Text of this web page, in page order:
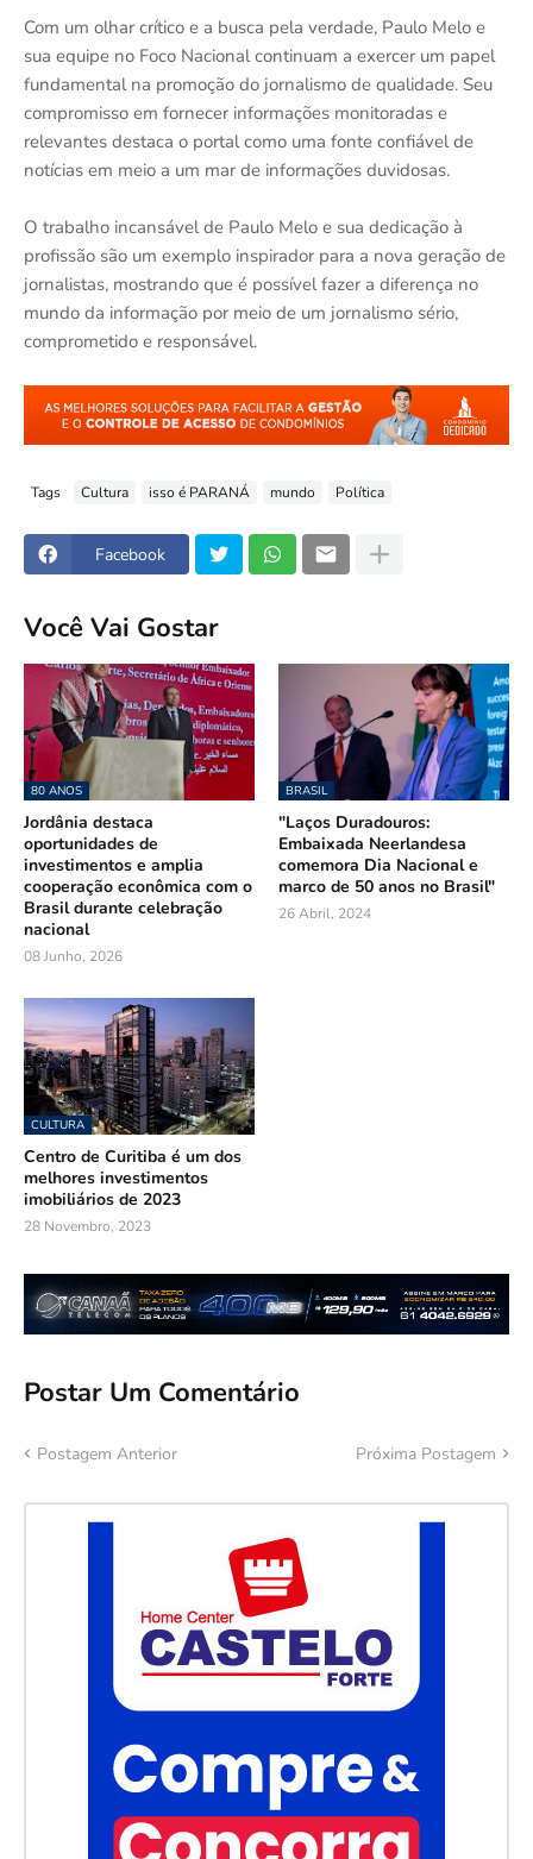
Com um olhar crítico e a busca pela verdade, Paulo Melo e
sua equipe no Foco Nacional continuam a exercer um papel
fundamental na promoção do jornalismo de qualidade. Seu
compromisso em fornecer informações monitoradas e
relevantes destaca o portal como uma fonte confiável de
notícias em meio a um mar de informações duvidosas.
O trabalho incansável de Paulo Melo e sua dedicação à
profissão são um exemplo inspirador para a nova geração de
jornalistas, mostrando que é possível fazer a diferença no
mundo da informação por meio de um jornalismo sério,
comprometido e responsável.
Tags Cultura isso é PARANÁ mundo Política
Facebook
Você Vai Gostar
80 ANOS
Jordânia destaca
oportunidades de
investimentos e amplia
cooperação econômica com o
Brasil durante celebração
nacional
08 Junho, 2026
BRASIL
"Laços Duradouros:
Embaixada Neerlandesa
comemora Dia Nacional e
marco de 50 anos no Brasil"
26 Abril, 2024
CULTURA
Centro de Curitiba é um dos
melhores investimentos
imobiliários de 2023
28 Novembro, 2023
Postar Um Comentário
Postagem Anterior Próxima Postagem